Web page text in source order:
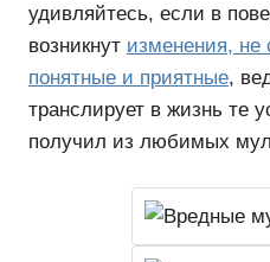
удивляйтесь, если в
возникнут изменения, не
понятные и приятные,
транслирует в жизнь те
получил из любимых